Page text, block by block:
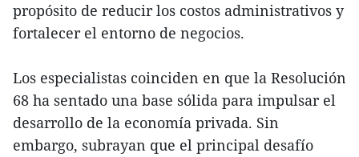
propósito de reducir los costos administrativos y
fortalecer el entorno de negocios.
Los especialistas coinciden en que la Resolución
68 ha sentado una base sólida para impulsar el
desarrollo de la economía privada. Sin
embargo, subrayan que el principal desafío